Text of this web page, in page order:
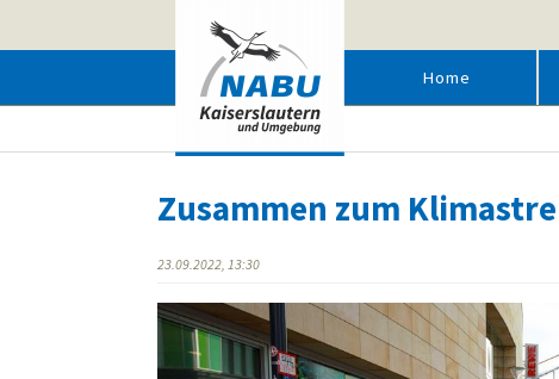
Home
ZUSAMMEN ZUM KLIMASTREIK AM 23.9.22
Zusammen zum
23.09.2022, 13:30